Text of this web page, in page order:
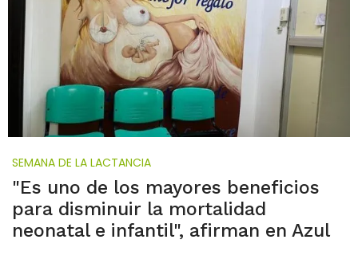
SEMANA DE LA LACTANCIA
"Es uno de los mayores beneficios
para disminuir la mortalidad
neonatal e infantil", afirman en Azul